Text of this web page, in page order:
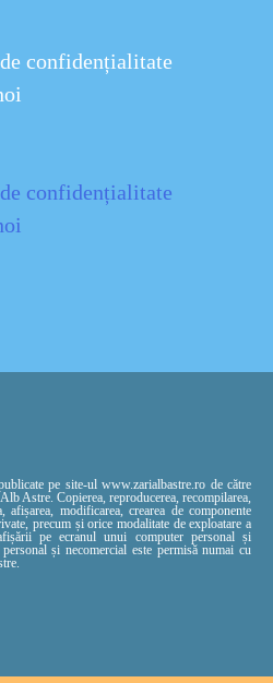
confidențialitate
confidențialitate
pe site-ul www.zarialbastre.ro de către
Astre. Copierea, reproducerea, recompilarea,
afișarea, modificarea, crearea de componente
precum și orice modalitate de exploatare a
pe ecranul unui computer personal și
și necomercial este permisă numai cu